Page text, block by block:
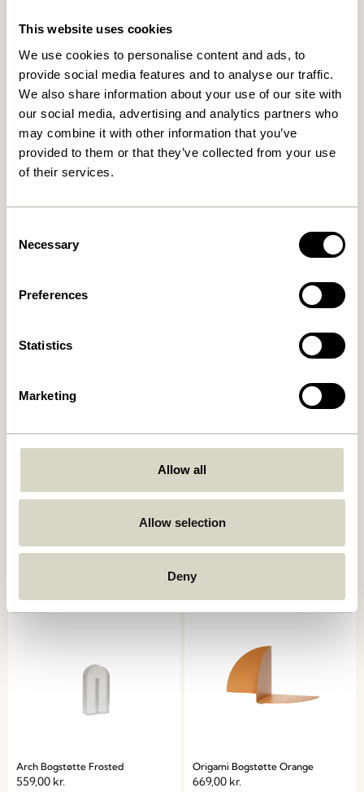
This website uses cookies
We use cookies to personalise content and ads, to
provide social media features and to analyse our traffic.
We also share information about your use of our site with
our social media, advertising and analytics partners who
may combine it with other information that you’ve
provided to them or that they’ve collected from your use
of their services.
Selection
Necessary
Preferences
Statistics
Marketing
Allow all
Allow selection
Deny
Relaterede varer
Kanso Skrivebordsordner
Arch Bogstøtte Frosted
559,00 kr.
Origami Bogstøtte Orange
669,00 kr.